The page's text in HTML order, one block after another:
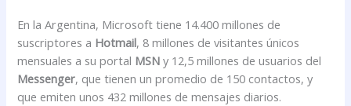
En la Argentina, Microsoft tiene 14.400 millones de
suscriptores a Hotmail, 8 millones de visitantes únicos
mensuales a su portal MSN y 12,5 millones de usuarios del
Messenger, que tienen un promedio de 150 contactos, y
que emiten unos 432 millones de mensajes diarios.